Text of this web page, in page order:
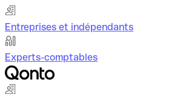
Entreprises et indépendants
Experts-comptables